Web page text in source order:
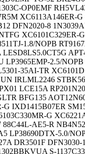
OP0EMF
XC6113A146ER-
DFN2020-8
XC6101C329ER-
1.8/NOPB
LP3965EMP-2.5/
35AI-TR
IRLML2246
LCE15A
BFG135
G IXD1415B07ER
G
88C44L-AE5-R
LP38690DTX-5.0/
DR3501F
S-